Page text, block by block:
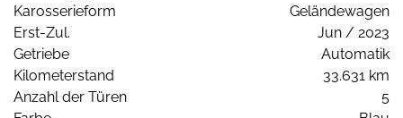
Karosserieform
Geländewagen
Erst-Zul.
Jun / 2023
Getriebe
Automatik
Kilometerstand
33.631 km
Anzahl der Türen
5